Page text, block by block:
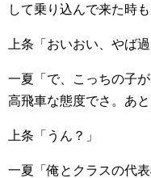
して乗り込んで来た時も
上条「おいおい、やば
一夏「で、こっちの子
高飛車な態度でさ。あ
上条「うん？」
一夏「俺とクラスの代